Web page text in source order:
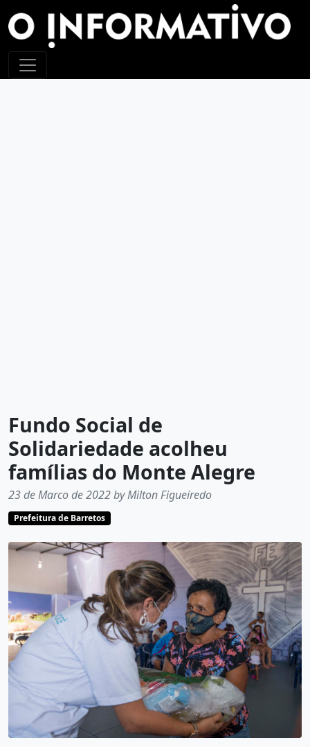
Fundo Social de
Solidariedade acolheu
famílias do Monte Alegre
23 de Marco de 2022 by Milton Figueiredo
Prefeitura de Barretos